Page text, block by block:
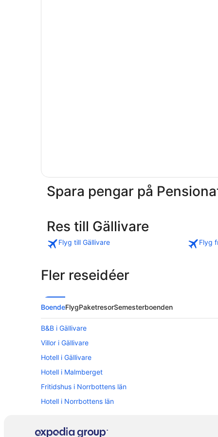
Spara pengar på
Res till Gällivare
Flyg till Gällivare Flyg
Fler reseidéer
BoendeFlygPaketresorSemesterboenden
B&B i Gällivare
Villor i Gällivare
Hotell i Gällivare
Hotell i Malmberget
Fritidshus i Norrbottens län
Hotell i Norrbottens län